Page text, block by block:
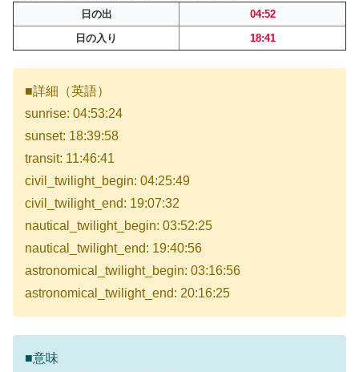
日の出
04:52
日の入り
18:41
■詳細（英語）
sunrise: 04:53:24
sunset: 18:39:58
transit: 11:46:41
civil_twilight_begin: 04:25:49
civil_twilight_end: 19:07:32
nautical_twilight_begin: 03:52:25
nautical_twilight_end: 19:40:56
astronomical_twilight_begin: 03:16:56
astronomical_twilight_end: 20:16:25
■意味